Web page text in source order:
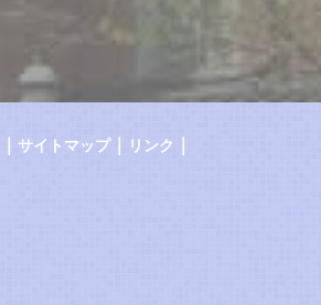
サイトマップ｜ リンク